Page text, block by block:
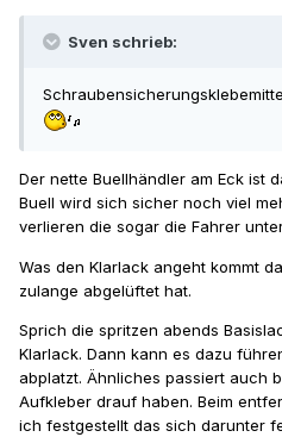
Sven schrieb:
Der nette Buellhändler am Eck ist
Buell wird sich sicher noch viel
verlieren die sogar die Fahrer
Was den Klarlack angeht kommt
zulange abgelüftet hat.
Sprich die spritzen abends
Klarlack. Dann kann es dazu
abplatzt. Ähnliches passiert auch
Aufkleber drauf haben. Beim
ich festgestellt das sich darunter